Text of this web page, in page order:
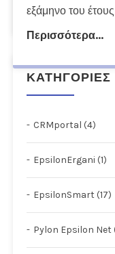
εξάμηνο του
Περισσότερα...
ΚΑΤΗΓΟΡΙΕΣ
CRMportal (4)
EpsilonErgani (1)
EpsilonSmart (17)
Pylon Epsilon Net